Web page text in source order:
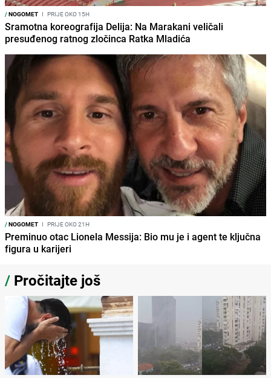
/NOGOMET I PRIJE OKO 15H
Sramotna koreografija Delija: Na Marakani veličali
presuđenog ratnog zločinca Ratka Mladića
/NOGOMET I PRIJE OKO 21H
Preminuo otac Lionela Messija: Bio mu je i agent te ključna
figura u karijeri
/ Pročitajte još